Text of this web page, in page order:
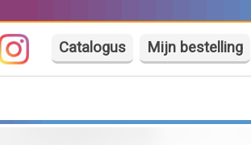
Catalogus Mijn bestelling